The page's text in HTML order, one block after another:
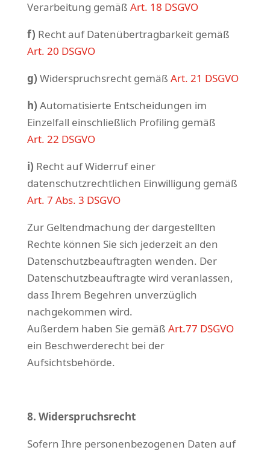
Verarbeitung gemäß Art. 18 DSGVO
f) Recht auf Datenübertragbarkeit gemäß
Art. 20 DSGVO
g) Widerspruchsrecht gemäß Art. 21 DSGVO
h) Automatisierte Entscheidungen im
Einzelfall einschließlich Profiling gemäß
Art. 22 DSGVO
i) Recht auf Widerruf einer
datenschutzrechtlichen Einwilligung gemäß
Art. 7 Abs. 3 DSGVO
Zur Geltendmachung der dargestellten
Rechte können Sie sich jederzeit an den
Datenschutzbeauftragten wenden. Der
Datenschutzbeauftragte wird veranlassen,
dass Ihrem Begehren unverzüglich
nachgekommen wird.
Außerdem haben Sie gemäß Art.77 DSGVO
ein Beschwerderecht bei der
Aufsichtsbehörde.
8. Widerspruchsrecht
Sofern Ihre personenbezogenen Daten auf